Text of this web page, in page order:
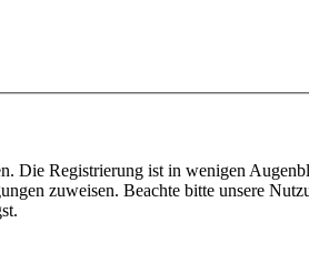
Die Registrierung ist in wenigen
zuweisen. Beachte bitte unsere